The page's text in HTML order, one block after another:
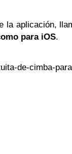
la aplicación,
para iOS.